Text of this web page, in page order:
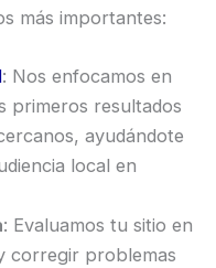
más importantes:
: Nos enfocamos en
primeros resultados
ayudándote
local en
: Evaluamos tu sitio en
corregir problemas